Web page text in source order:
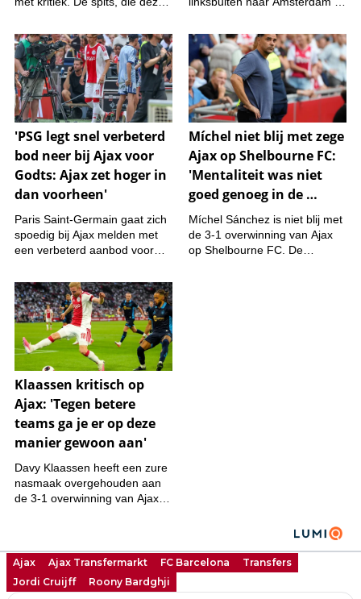
Ajax Ajax Transfermarkt FC Barcelona
Transfers
Jordi Cruijff
Roony Bardghji